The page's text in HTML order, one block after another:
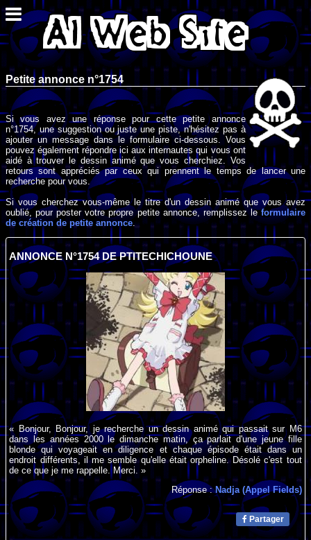
Petite annonce n°1754
Si vous avez une réponse pour cette petite annonce
n°1754, une suggestion ou juste une piste, n'hésitez pas à
ajouter un message dans le formulaire ci-dessous. Vous
pouvez également répondre ici aux internautes qui vous ont
aidé à trouver le dessin animé que vous cherchiez. Vos
retours sont appréciés par ceux qui prennent le temps de lancer une
recherche pour vous.
Si vous cherchez vous-même le titre d'un dessin animé que vous avez
oublié, pour poster votre propre petite annonce, remplissez leformulaire
de création de petite annonce .
ANNONCE N°1754 DE PTITECHICHOUNE
« Bonjour, Bonjour, je recherche un dessin animé qui passait sur M6
dans les années 2000 le dimanche matin, ça parlait d'une jeune fille
blonde qui voyageait en diligence et chaque épisode était dans un
endroit différents, il me semble qu'elle était orpheline. Désolé c'est tout
de ce que je me rappelle. Merci. »
Réponse :Nadja (Appel Fields)
Partager